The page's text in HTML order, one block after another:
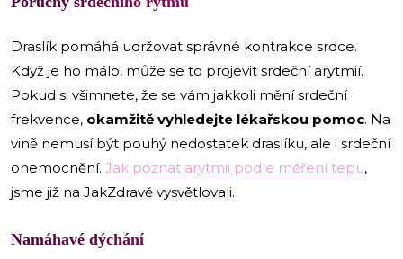
Draslík pomáhá udržovat správné kontrakce srdce.
Když je ho málo, může se to projevit srdeční arytmií.
Pokud si všimnete, že se vám jakkoli mění srdeční
frekvence, okamžitě vyhledejte lékařskou pomoc. Na
vině nemusí být pouhý nedostatek draslíku, ale i srdeční
onemocnění. Jak poznat arytmii podle měření tepu,
jsme již na JakZdravě vysvětlovali.
Namáhavé dýchání